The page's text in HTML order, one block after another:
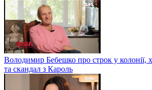
Володимир Бебешко про строк у колонії,
та скандал з Кароль